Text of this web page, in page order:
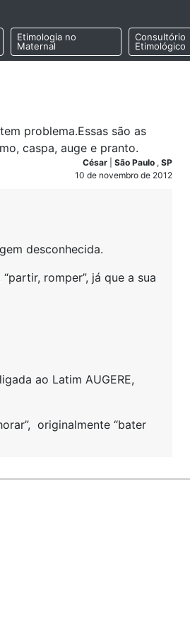
Etimologia no
Maternal
Consultório
Etimológico
problema.Essas são as
caspa, auge e pranto.
César São Paulo , SP
10 de novembro de 2012
desconhecida.
romper”, já que a sua
ao Latim AUGERE,
originalmente “bater